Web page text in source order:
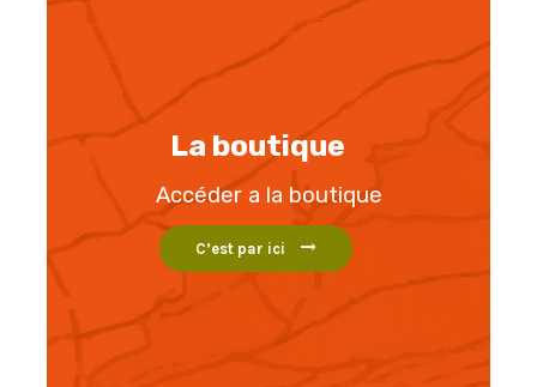
La boutique
Accéder a la boutique
C’est par ici